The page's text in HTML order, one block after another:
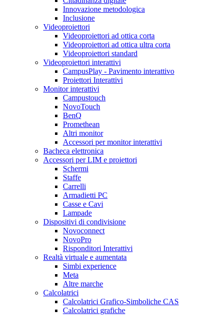
Innovazione metodologica
Inclusione
Videoproiettori
Videoproiettori ad ottica corta
Videoproiettori ad ottica ultra corta
Videoproiettori standard
Videoproiettori interattivi
CampusPlay - Pavimento interattivo
Proiettori Interattivi
Monitor interattivi
Campustouch
NovoTouch
BenQ
Promethean
Altri monitor
Accessori per monitor interattivi
Bacheca elettronica
Accessori per LIM e proiettori
Schermi
Staffe
Carrelli
Armadietti PC
Casse e Cavi
Lampade
Dispositivi di condivisione
Novoconnect
NovoPro
Risponditori Interattivi
Realtà virtuale e aumentata
Simbi experience
Meta
Altre marche
Calcolatrici
Calcolatrici Grafico-Simboliche CAS
Calcolatrici grafiche